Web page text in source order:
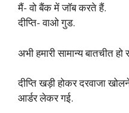
मैं- वो बैंक में जॉब करते हैं.
दीप्ति- वाओ गुड.
अभी हमारी सामान्य बातचीत
दीप्ति खड़ी होकर दरवाजा
आर्डर लेकर गई.